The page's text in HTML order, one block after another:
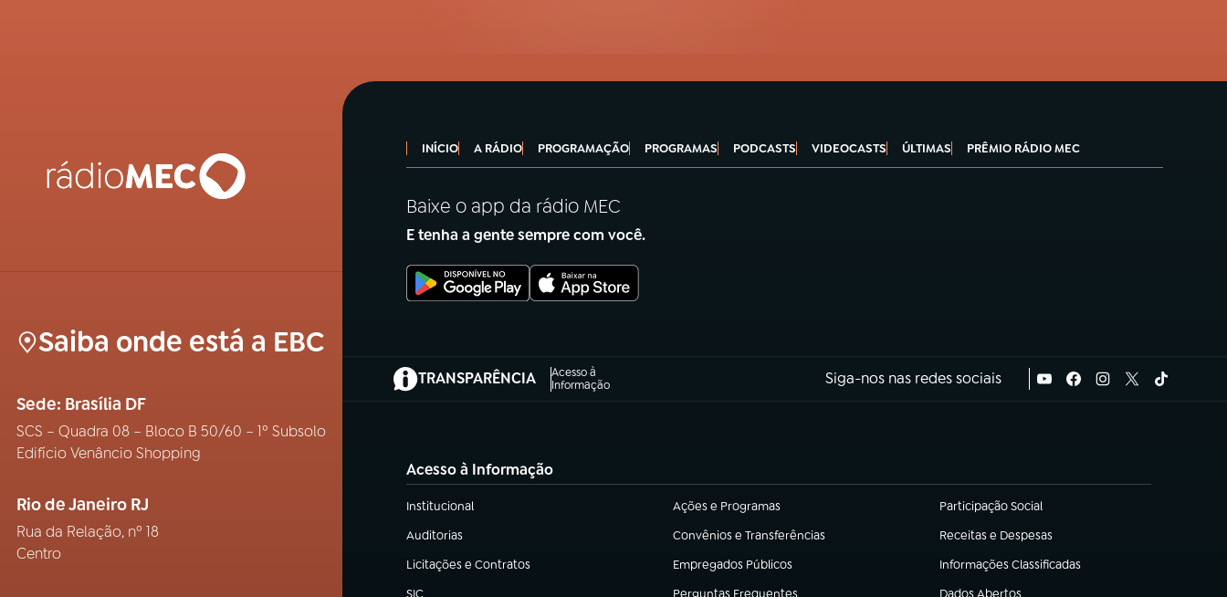
Saiba onde está a EBC
Sede: Brasília DF
SCS – Quadra 08 – Bloco B 50/60 – 1º Subsolo
Edifício Venâncio Shopping
Rio de Janeiro RJ
Rua da Relação, nº 18
Centro
INÍCIO A RÁDIO PROGRAMAÇÃO PROGRAMAS PODCASTS VIDEOCASTS ÚLTIMAS PRÊMIO RÁDIO MEC
Baixe o app da rádio MEC
E tenha a gente sempre com você.
TRANSPARÊNCIA
Acesso à
Informação
(abre em nova aba) Siga-nos nas redes sociais
Acesso à Informação
Institucional
(abre em nova aba) Ações e Programas
(abre em nova aba) Participação Social
(abre em nova aba)
Auditorias
(abre em nova aba) Convênios e Transferências
(abre em nova aba) Receitas e Despesas
(abre em nova aba)
Licitações e Contratos
(abre em nova aba) Empregados Públicos
(abre em nova aba) Informações Classificadas
(abre em nova aba)
SIC
Perguntas Frequentes Dados Abertos